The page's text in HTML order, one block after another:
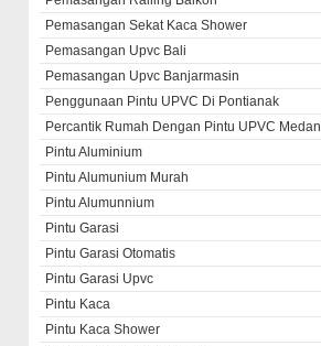
Pemasangan Sekat Kaca Shower
Pemasangan Upvc Bali
Pemasangan Upvc Banjarmasin
Penggunaan Pintu UPVC Di Pontianak
Percantik Rumah Dengan Pintu UPVC Medan
Pintu Aluminium
Pintu Alumunium Murah
Pintu Alumunnium
Pintu Garasi
Pintu Garasi Otomatis
Pintu Garasi Upvc
Pintu Kaca
Pintu Kaca Shower